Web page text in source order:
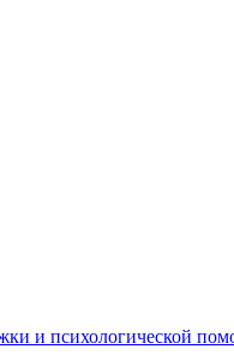
и психологической